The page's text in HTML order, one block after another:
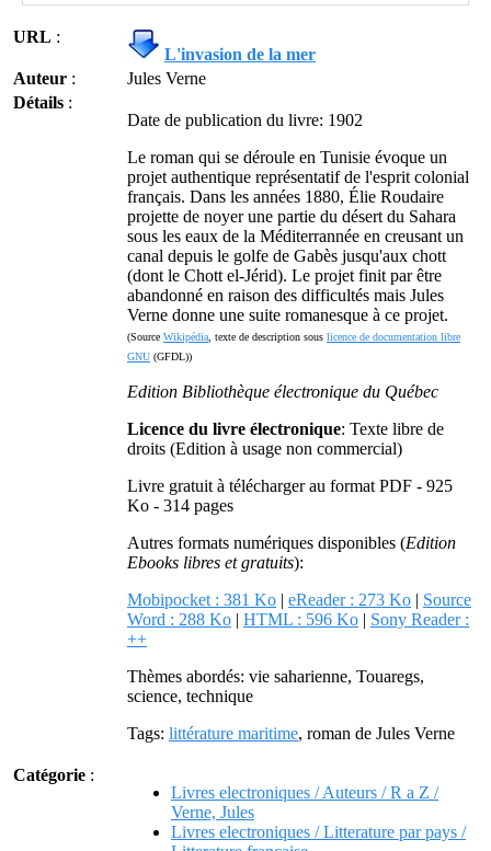
URL :
L'invasion de la mer
Auteur :
Jules Verne
Détails :
Date de publication du livre: 1902
Le roman qui se déroule en Tunisie évoque un
projet authentique représentatif de l'esprit colonial
français. Dans les années 1880, Élie Roudaire
projette de noyer une partie du désert du Sahara
sous les eaux de la Méditerrannée en creusant un
canal depuis le golfe de Gabès jusqu'aux chott
(dont le Chott el-Jérid). Le projet finit par être
abandonné en raison des difficultés mais Jules
Verne donne une suite romanesque à ce projet.
(Source Wikipédia , texte de description sous licence de documentation libre
GNU (GFDL))
Edition Bibliothèque électronique du Québec
Licence du livre électronique: Texte libre de
droits (Edition à usage non commercial)
Livre gratuit à télécharger au format PDF - 925
Ko - 314 pages
Autres formats numériques disponibles (Edition
Ebooks libres et gratuits):
Mobipocket : 381 Ko | eReader : 273 Ko | Source
Word : 288 Ko | HTML : 596 Ko | Sony Reader :
++
Thèmes abordés: vie saharienne, Touaregs,
science, technique
Tags: littérature maritime, roman de Jules Verne
Catégorie :
Livres electroniques / Auteurs / R a Z /
Verne, Jules
Livres electroniques / Litterature par pays /